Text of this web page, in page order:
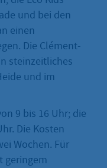
und bei den
einen
Die Clément-
steinzeitliches
und im
9 bis 16 Uhr; die
Die Kosten
Wochen. Für
geringem